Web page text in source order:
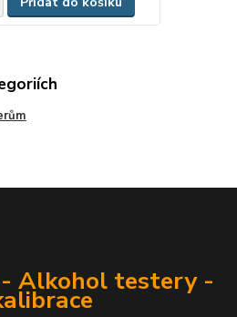
Alkohol testery -